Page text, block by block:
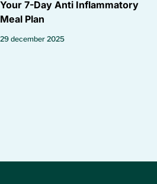
Your 7-Day Anti Inflammatory
Meal Plan